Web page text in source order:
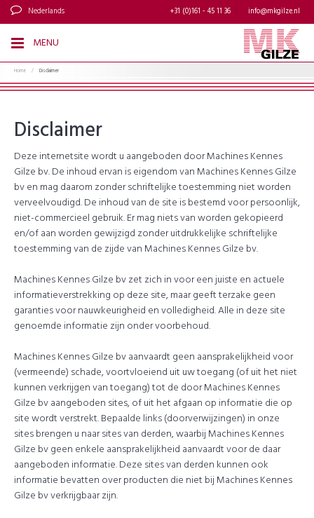
Nederlands info@mkgilze.nl
+31 (0)161 - 45 11 36
MENU
Home / Disclaimer
Disclaimer
Deze internetsite wordt u aangeboden door Machines Kennes
Gilze bv. De inhoud ervan is eigendom van Machines Kennes Gilze
bv en mag daarom zonder schriftelijke toestemming niet worden
verveelvoudigd. De inhoud van de site is bestemd voor persoonlijk,
niet-commercieel gebruik. Er mag niets van worden gekopieerd
en/of aan worden gewijzigd zonder uitdrukkelijke schriftelijke
toestemming van de zijde van Machines Kennes Gilze bv.
Machines Kennes Gilze bv zet zich in voor een juiste en actuele
informatieverstrekking op deze site, maar geeft terzake geen
garanties voor nauwkeurigheid en volledigheid. Alle in deze site
genoemde informatie zijn onder voorbehoud.
Machines Kennes Gilze bv aanvaardt geen aansprakelijkheid voor
(vermeende) schade, voortvloeiend uit uw toegang (of uit het niet
kunnen verkrijgen van toegang) tot de door Machines Kennes
Gilze bv aangeboden sites, of uit het afgaan op informatie die op
site wordt verstrekt. Bepaalde links (doorverwijzingen) in onze
sites brengen u naar sites van derden, waarbij Machines Kennes
Gilze bv geen enkele aansprakelijkheid aanvaardt voor de daar
aangeboden informatie. Deze sites van derden kunnen ook
informatie bevatten over producten die niet bij Machines Kennes
Gilze bv verkrijgbaar zijn.